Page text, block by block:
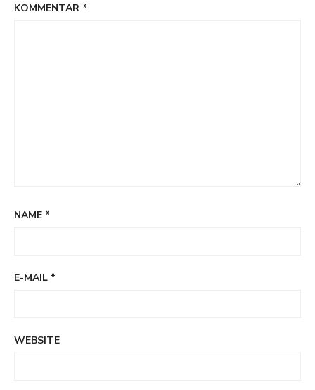
KOMMENTAR *
NAME *
E-MAIL *
WEBSITE